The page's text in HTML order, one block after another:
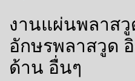
งานแผ่นพลาสวู
อักษรพลาสวูด
ด้าน อื่นๆ